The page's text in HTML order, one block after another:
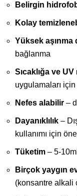
Belirgin
Kolay
Yüksek aşınma
bağlanma
Sıcaklığa ve UV
uygulamaları
Nefes alabilir –
Dayanıklılık –
kullanımı için
Tüketim – 5-
Birçok yaygın
(konsantre alkali